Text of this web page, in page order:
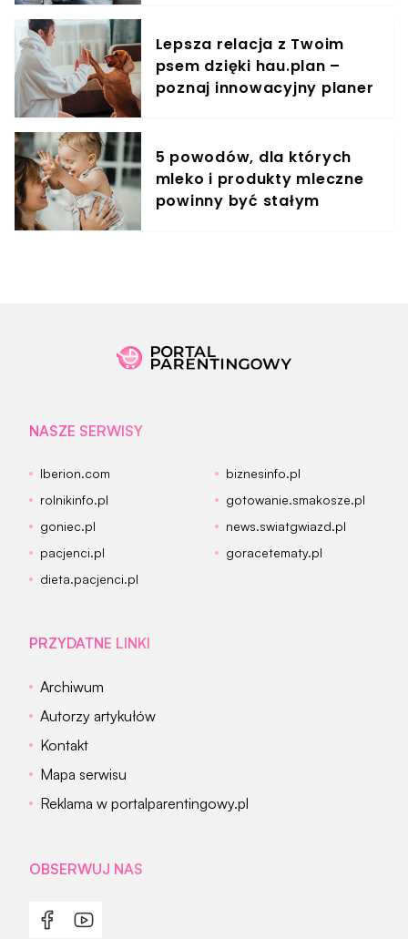
Lepsza relacja z Twoim
psem dzięki hau.plan –
poznaj innowacyjny planer
5 powodów, dla których
mleko i produkty mleczne
powinny być stałym
NASZE SERWISY
Iberion.com
biznesinfo.pl
rolnikinfo.pl
gotowanie.smakosze.pl
goniec.pl
news.swiatgwiazd.pl
pacjenci.pl
goracetematy.pl
dieta.pacjenci.pl
PRZYDATNE LINKI
Archiwum
Autorzy artykułów
Kontakt
Mapa serwisu
Reklama w portalparentingowy.pl
OBSERWUJ NAS